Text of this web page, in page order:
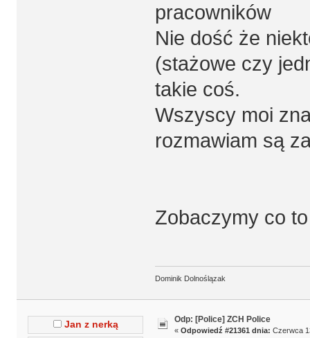
pracowników
Nie dość że
(stażowe czy
takie coś.
Wszyscy moi
rozmawiam są
Zobaczymy co
Dominik Dolnoślązak
Jan z nerką Odp: [Police] ZCH Police
« Odpowiedź #21361 dnia: Czerwca